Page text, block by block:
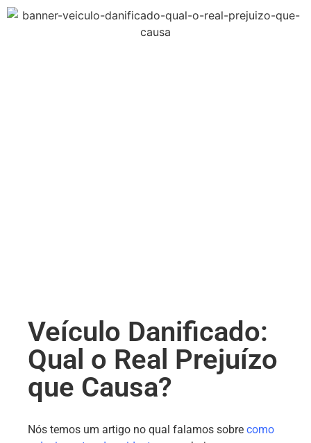
Veículo Danificado:
Qual o Real Prejuízo
que Causa?
Nós temos um artigo no qual falamos sobre como